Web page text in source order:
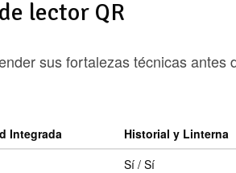
lector QR
sus fortalezas técnicas antes
Integrada
Historial y Linterna
Sí / Sí